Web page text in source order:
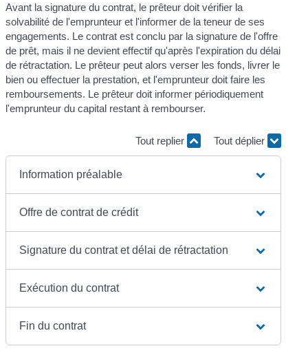
Avant la signature du contrat, le prêteur doit vérifier la
solvabilité de l'emprunteur et l'informer de la teneur de ses
engagements. Le contrat est conclu par la signature de l'offre
de prêt, mais il ne devient effectif qu'après l'expiration du délai
de rétractation. Le prêteur peut alors verser les fonds, livrer le
bien ou effectuer la prestation, et l'emprunteur doit faire les
remboursements. Le prêteur doit informer périodiquement
l'emprunteur du capital restant à rembourser.
Tout replier Tout déplier
Information préalable
Offre de contrat de crédit
Signature du contrat et délai de rétractation
Exécution du contrat
Fin du contrat